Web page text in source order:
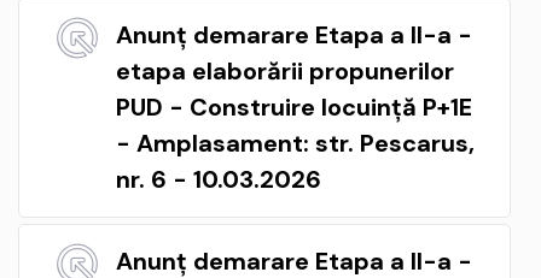
Anunț demarare Etapa a II-a -
etapa elaborării propunerilor
PUD - Construire locuință P+1E
- Amplasament: str. Pescarus,
nr. 6 - 10.03.2026
Anunț demarare Etapa a II-a -